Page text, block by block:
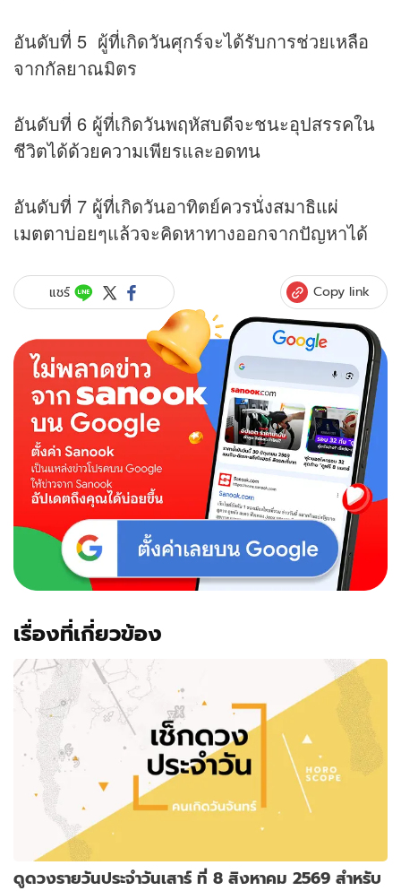
อันดับที่ 5 ผู้ที่เกิดวันศุกร์จะได้รับการช่วยเหลือ
จากกัลยาณมิตร
อันดับที่ 6 ผู้ที่เกิดวันพฤหัสบดีจะชนะอุปสรรคใน
ชีวิตได้ด้วยความเพียรและอดทน
อันดับที่ 7 ผู้ที่เกิดวันอาทิตย์ควรนั่งสมาธิแผ่
เมตตาบ่อยๆแล้วจะคิดหาทางออกจากปัญหาได้
แชร์ Copy link
เรื่องที่เกี่ยวข้อง
ดูดวงรายวันประจำวันเสาร์ ที่ 8 สิงหาคม 2569 สำหรับ